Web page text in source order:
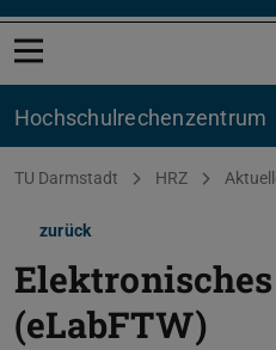
Menü öffnen
Hochschul­rechenzentrum
Sie befinden sich hier:
TU Darmstadt HRZ
zurück
(eLabFTW)